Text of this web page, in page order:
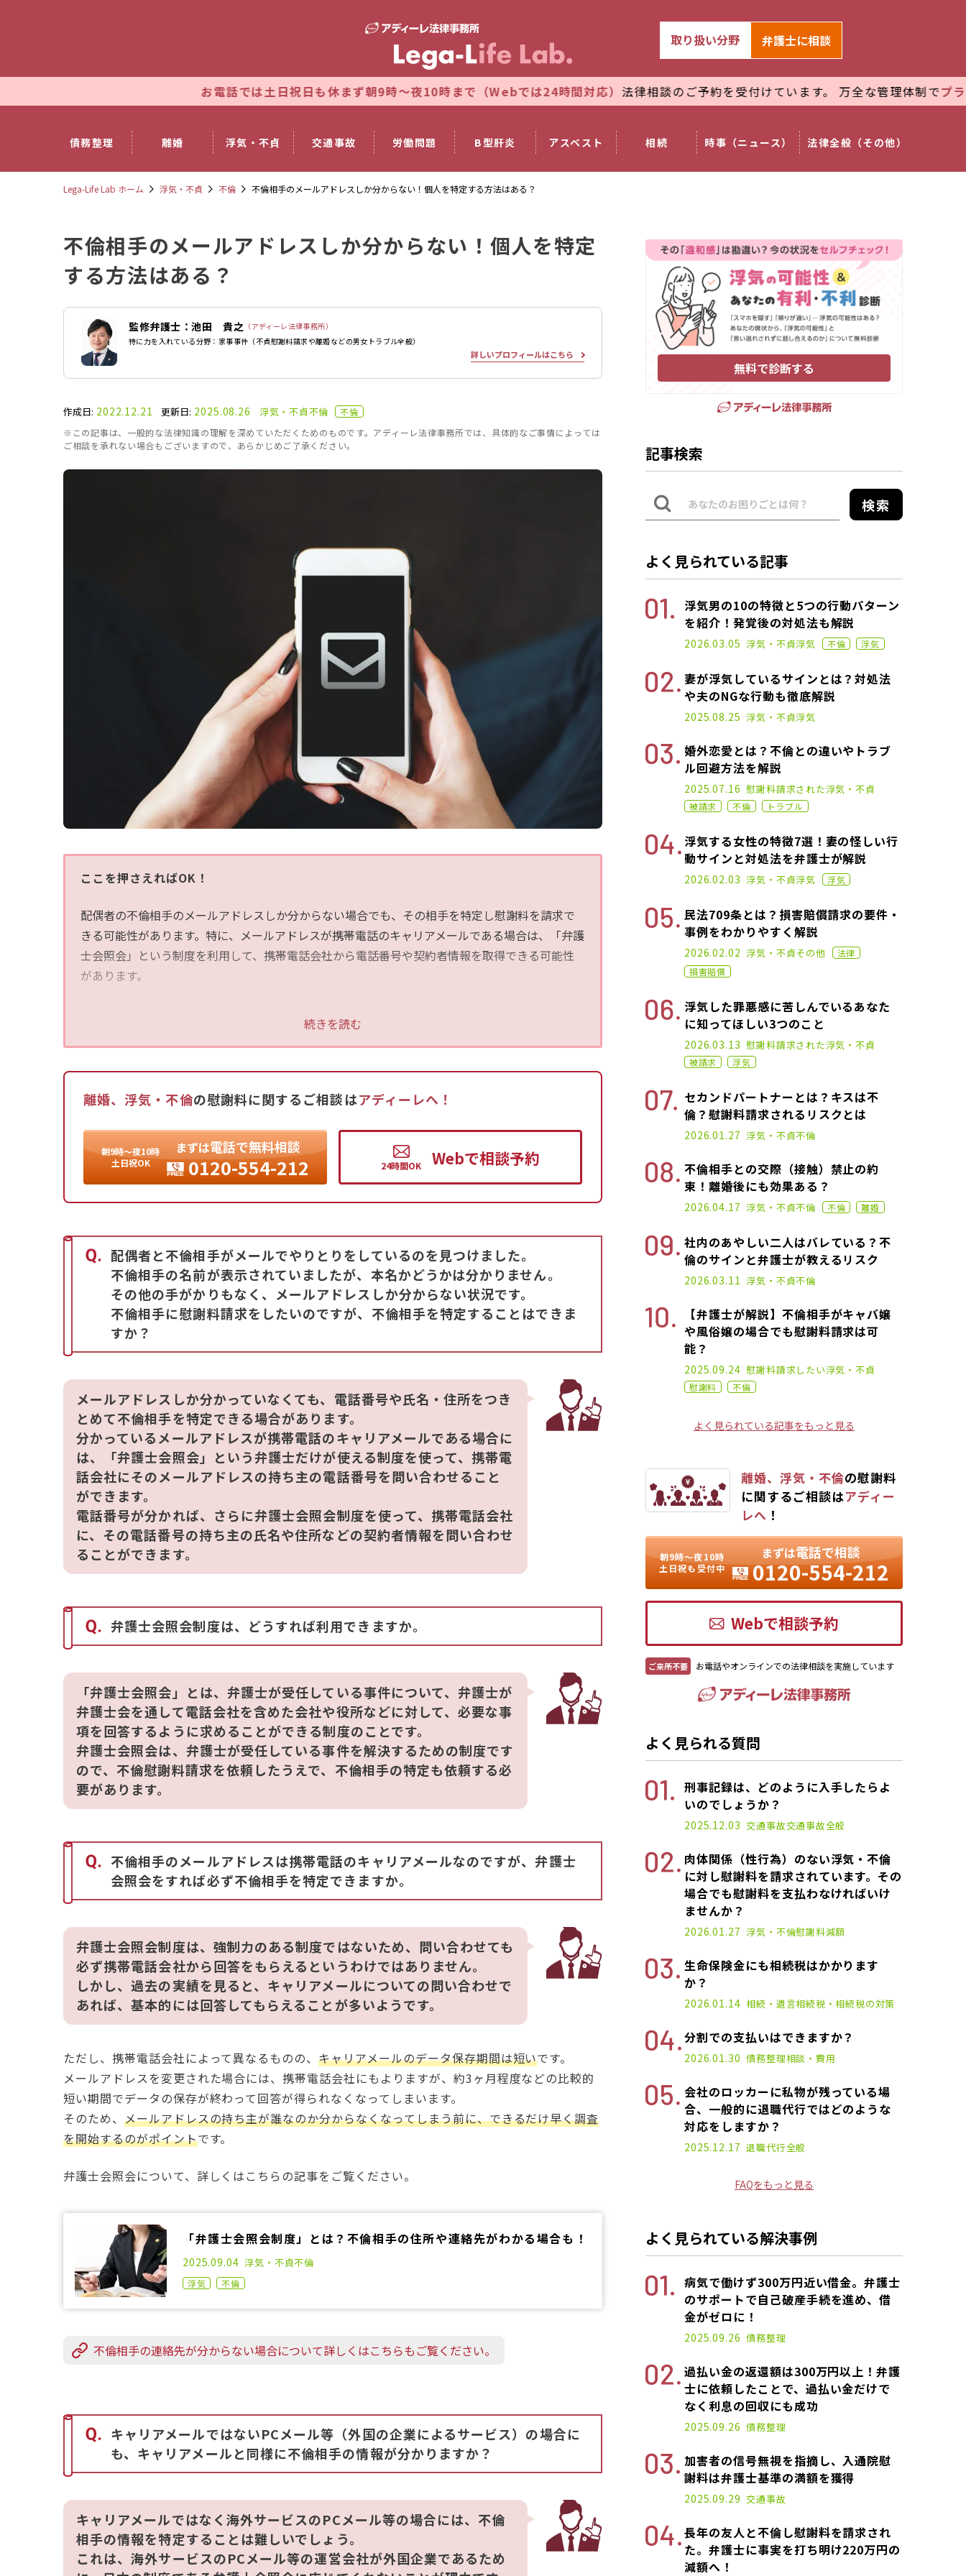
お電話では土日祝日も休まず朝9時～夜10時まで（Webでは24時間対応）法律相談のご予約を受付けています。 万全な管理体制でプライバシーを厳
債務整理 離婚 浮気・不貞 交通事故 労働問題 B型肝炎 アスベスト 相続 時事（ニュース） 法律全般（その他）
取り扱い分野 弁護士に相談
Lega-Life Lab ホーム 浮気・不貞 不倫 不倫相手のメールアドレスしか分からない！個人を特定する方法はある？
不倫相手のメールアドレスしか分からない！個人を特定
する方法はある？
監修弁護士：池田 貴之 （アディーレ法律事務所）
特に力を入れている分野：家事事件（不貞慰謝料請求や離婚などの男女トラブル全般）
詳しいプロフィールはこちら
作成日: 2022.12.21 更新日: 2025.08.26 浮気・不貞不倫
不倫
※この記事は、一般的な法律知識の理解を深めていただくためのものです。アディーレ法律事務所では、具体的なご事情によっては
ご相談を承れない場合もございますので、あらかじめご了承ください。
ここを押さえればOK！
配偶者の不倫相手のメールアドレスしか分からない場合でも、その相手を特定し慰謝料を請求で
きる可能性があります。特に、メールアドレスが携帯電話のキャリアメールである場合は、「弁護
士会照会」という制度を利用して、携帯電話会社から電話番号や契約者情報を取得できる可能性
があります。
キャリアメールのデータ保存期間が短いため、迅速な行動が必要です。ただし、キャリアメールで
ドレスしかわからずお困りの方は、アディーレ法律事務所にご相談ください。
続きを読む
離婚、浮気・不倫の慰謝料に関するご相談はアディーレへ！
朝9時〜夜10時
土日祝OK
まずは電話で無料相談
0120-554-212 Webで相談予約
配偶者と不倫相手がメールでやりとりをしているのを見つけました。
不倫相手の名前が表示されていましたが、本名かどうかは分かりません。
その他の手がかりもなく、メールアドレスしか分からない状況です。
不倫相手に慰謝料請求をしたいのですが、不倫相手を特定することはできま
すか？
メールアドレスしか分かっていなくても、電話番号や氏名・住所をつき
とめて不倫相手を特定できる場合があります。
分かっているメールアドレスが携帯電話のキャリアメールである場合に
は、「弁護士会照会」という弁護士だけが使える制度を使って、携帯電
話会社にそのメールアドレスの持ち主の電話番号を問い合わせること
ができます。
電話番号が分かれば、さらに弁護士会照会制度を使って、携帯電話会社
に、その電話番号の持ち主の氏名や住所などの契約者情報を問い合わせ
ることができます。
弁護士会照会制度は、どうすれば利用できますか。
「弁護士会照会」とは、弁護士が受任している事件について、弁護士が
弁護士会を通して電話会社を含めた会社や役所などに対して、必要な事
項を回答するように求めることができる制度のことです。
弁護士会照会は、弁護士が受任している事件を解決するための制度です
ので、不倫慰謝料請求を依頼したうえで、不倫相手の特定も依頼する必
要があります。
不倫相手のメールアドレスは携帯電話のキャリアメールなのですが、弁護士
会照会をすれば必ず不倫相手を特定できますか。
弁護士会照会制度は、強制力のある制度ではないため、問い合わせても
必ず携帯電話会社から回答をもらえるというわけではありません。
しかし、過去の実績を見ると、キャリアメールについての問い合わせで
あれば、基本的には回答してもらえることが多いようです。
ただし、携帯電話会社によって異なるものの、キャリアメールのデータ保存期間は短いです。
メールアドレスを変更された場合には、携帯電話会社にもよりますが、約3ヶ月程度などの比較的
短い期間でデータの保存が終わって回答が得られなくなってしまいます。
そのため、 メールアドレスの持ち主が誰なのか分からなくなってしまう前に、できるだけ早く調査
を開始するのがポイントです。
弁護士会照会について、詳しくはこちらの記事をご覧ください。
「弁護士会照会制度」とは？不倫相手の住所や連絡先がわかる場合も！
2021.04.14
2025.09.04 浮気・不貞不倫
浮気 不倫
不倫相手の連絡先が分からない場合について詳しくはこちらもご覧ください。
キャリアメールではないPCメール等（外国の企業によるサービス）の場合に
も、キャリアメールと同様に不倫相手の情報が分かりますか？
キャリアメールではなく海外サービスのPCメール等の場合には、不倫
相手の情報を特定することは難しいでしょう。
これは、海外サービスのPCメール等の運営会社が外国企業であるため
無料で診断する
記事検索
検索
よく見られている記事
浮気男の10の特徴と5つの行動パターン
を紹介！発覚後の対処法も解説
2022.12.07
2026.03.05 浮気・不貞浮気 不倫 浮気
妻が浮気しているサインとは？対処法
や夫のNGな行動も徹底解説
2025.01.17
2025.08.25 浮気・不貞浮気
婚外恋愛とは？不倫との違いやトラブ
ル回避方法を解説
2023.04.19
2025.07.16 慰謝料請求された浮気・不貞
被請求 不倫 トラブル
浮気する女性の特徴7選！妻の怪しい行
動サインと対処法を弁護士が解説
2023.01.18
2026.02.03 浮気・不貞浮気 浮気
民法709条とは？損害賠償請求の要件・
事例をわかりやすく解説
2020.12.25
2026.02.02 浮気・不貞その他
法律
損害賠償
浮気した罪悪感に苦しんでいるあなた
に知ってほしい3つのこと
2023.03.01
2026.03.13 慰謝料請求された浮気・不貞
被請求 浮気
セカンドパートナーとは？キスは不
倫？慰謝料請求されるリスクとは
2025.01.16
2026.01.27 浮気・不貞不倫
不倫相手との交際（接触）禁止の約
束！離婚後にも効果ある？
2021.06.02
2026.04.17 浮気・不貞不倫 不倫 離婚
社内のあやしい二人はバレている？不
倫のサインと弁護士が教えるリスク
2026.03.11 浮気・不貞不倫
【弁護士が解説】不倫相手がキャバ嬢
や風俗嬢の場合でも慰謝料請求は可
能？
2022.02.02
2025.09.24 慰謝料請求したい浮気・不貞
慰謝料 不倫
よく見られている記事をもっと見る
離婚、浮気・不倫の慰謝料
に関するご相談はアディー
レへ ！
朝9時〜夜10時
土日祝も受付中
まずは電話で相談
0120-554-212
Webで相談予約
ご来所不要 お電話やオンラインでの法律相談を実施しています
よく見られる質問
刑事記録は、どのように入手したらよ
いのでしょうか？
2025.12.03 交通事故交通事故全般
肉体関係（性行為）のない浮気・不倫
に対し慰謝料を請求されています。その
場合でも慰謝料を支払わなければいけ
ませんか？
2026.01.27 浮気・不倫慰謝料減額
生命保険金にも相続税はかかります
か？
2026.01.14 相続・遺言相続税・相続税の対策
分割での支払いはできますか？
2026.01.30 債務整理相談・費用
会社のロッカーに私物が残っている場
合、一般的に退職代行ではどのような
対応をしますか？
2025.12.17 退職代行全般
FAQをもっと見る
よく見られている解決事例
病気で働けず300万円近い借金。弁護士
のサポートで自己破産手続を進め、借
金がゼロに！
2025.09.26 債務整理
過払い金の返還額は300万円以上！弁護
士に依頼したことで、過払い金だけで
なく利息の回収にも成功
2025.09.26 債務整理
加害者の信号無視を指摘し、入通院慰
謝料は弁護士基準の満額を獲得
2025.09.29 交通事故
長年の友人と不倫し慰謝料を請求され
た。弁護士に事実を打ち明け220万円の
減額へ！